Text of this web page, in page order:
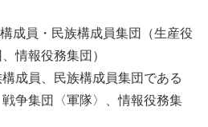
成員・民族構成員集団（生産役
情報役務集団）
成員、民族構成員集団である
戦争集団〈軍隊〉、情報役務集